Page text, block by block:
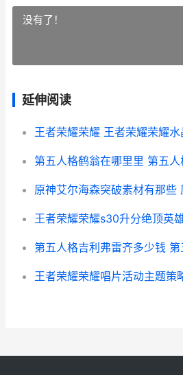
没有了！
延伸阅读
王者荣耀荣耀 王者荣耀荣耀
第五人格鹤翁在哪里里 第五
第五人格吉利弗雷齐多少钱
王者荣耀荣耀唱片活动主题策